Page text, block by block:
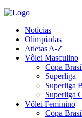
Notícias
Olimpíadas
Atletas A-Z
Vôlei Masculino
Copa
Superliga
Superliga
Superliga
Vôlei Feminino
Copa